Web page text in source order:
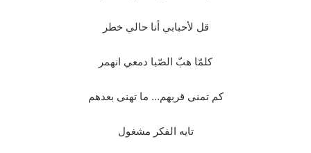
قل لأحبابي أنا حالي خطر
كلمّا هبّ الصّبا دمعي انهمر
كم تمنى قربهم… ما تهنى بعدهم
تايه الفكر مشغول